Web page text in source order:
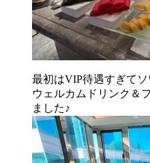
最初はVIP待遇すぎてソ
ウェルカムドリンク＆
ました♪